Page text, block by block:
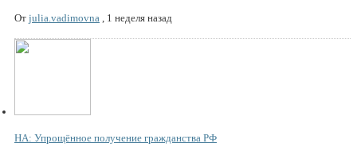
От julia.vadimovna , 1 неделя назад
НА: Упрощённое получение гражданства РФ